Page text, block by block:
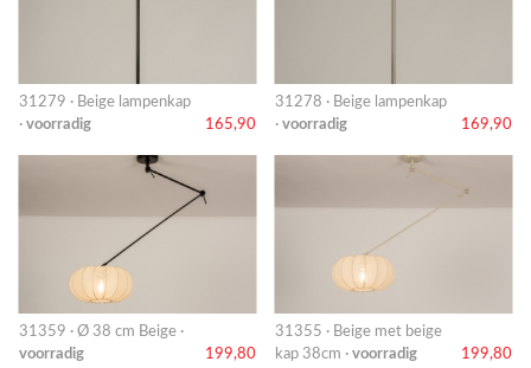
31279 · Beige lampenkap
· voorradig 165,90
31278 · Beige lampenkap
· voorradig 169,90
31359 · Ø 38 cm Beige ·
voorradig
199,80
31355 · Beige met beige
kap 38cm · voorradig 199,80